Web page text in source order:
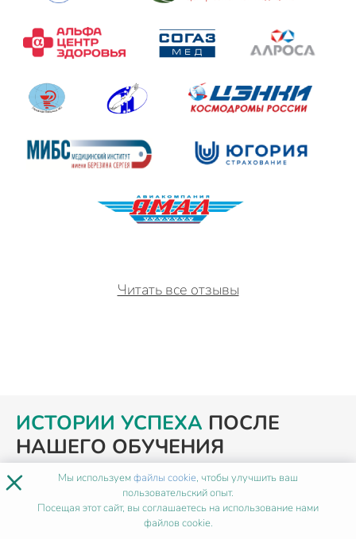
Читать все отзывы
ИСТОРИИ УСПЕХА ПОСЛЕ
НАШЕГО ОБУЧЕНИЯ
× Мы используемфайлы cookie, чтобы улучшить ваш
пользовательский опыт.
Посещая этот сайт, вы соглашаетесь на использование нами
файлов cookie.